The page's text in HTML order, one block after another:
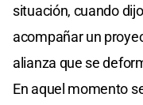
situación, cuando
acompañar un
alianza que se
En aquel momento